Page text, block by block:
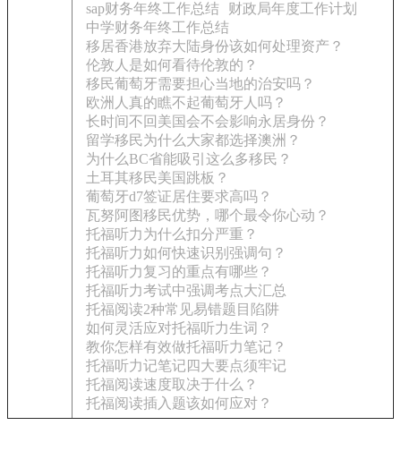
sap财务年终工作总结
财政局年度工作计划
中学财务年终工作总结
移居香港放弃大陆身份该如何处理资产？
伦敦人是如何看待伦敦的？
移民葡萄牙需要担心当地的治安吗？
欧洲人真的瞧不起葡萄牙人吗？
长时间不回美国会不会影响永居身份？
留学移民为什么大家都选择澳洲？
为什么BC省能吸引这么多移民？
土耳其移民美国跳板？
葡萄牙d7签证居住要求高吗？
瓦努阿图移民优势，哪个最令你心动？
托福听力为什么扣分严重？
托福听力如何快速识别强调句？
托福听力复习的重点有哪些？
托福听力考试中强调考点大汇总
托福阅读2种常见易错题目陷阱
如何灵活应对托福听力生词？
教你怎样有效做托福听力笔记？
托福听力记笔记四大要点须牢记
托福阅读速度取决于什么？
托福阅读插入题该如何应对？